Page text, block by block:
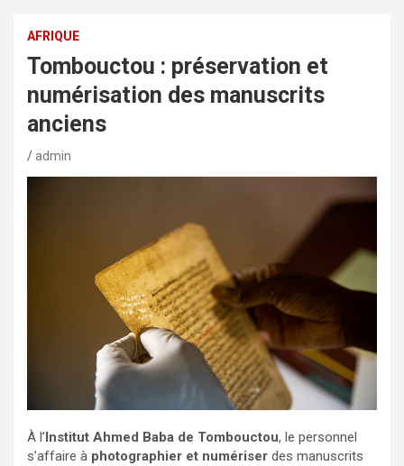
AFRIQUE
Tombouctou : préservation et
numérisation des manuscrits
anciens
admin
À l’Institut Ahmed Baba de Tombouctou, le personnel
s’affaire à photographier et numériser des manuscrits